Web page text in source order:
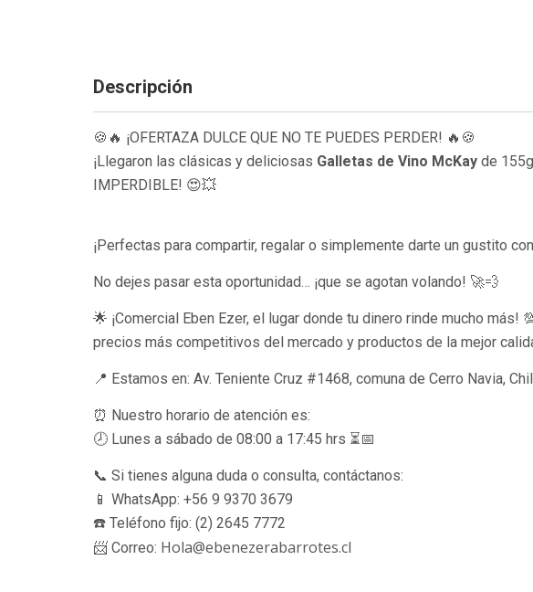
Descripción
🍪🔥 ¡OFERTAZA DULCE QUE NO TE PUEDES PERDER! 🔥🍪
¡Llegaron las clásicas y deliciosas Galletas de Vino McKay de
IMPERDIBLE! 😍💥
¡Perfectas para compartir, regalar o simplemente darte un gustito
No dejes pasar esta oportunidad… ¡que se agotan volando! 🚀💨
🌟 ¡Comercial Eben Ezer, el lugar donde tu dinero rinde mucho
precios más competitivos del mercado y productos de la mejor
📍 Estamos en: Av. Teniente Cruz #1468, comuna de Cerro Navia,
⏰ Nuestro horario de atención es:
🕗 Lunes a sábado de 08:00 a 17:45 hrs ⏳📅
📞 Si tienes alguna duda o consulta, contáctanos:
📱 WhatsApp: +56 9 9370 3679
☎️ Teléfono fijo: (2) 2645 7772
📨 Correo: Hola@ebenezerabarrotes.cl